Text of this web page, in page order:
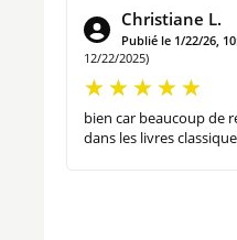
Nombre de page : 36
Poids de l’article : 200 g
ISBN : 978-2-7466-7432-5
Christiane L.
Publié le 1/22/26,
12/22/2025)
bien car beaucoup de
dans les livres